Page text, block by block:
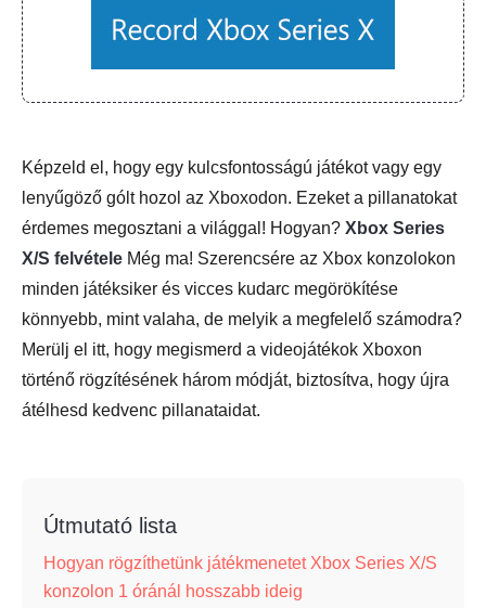
Képzeld el, hogy egy kulcsfontosságú játékot vagy egy
lenyűgöző gólt hozol az Xboxodon. Ezeket a pillanatokat
érdemes megosztani a világgal! Hogyan? Xbox Series
X/S felvétele Még ma! Szerencsére az Xbox konzolokon
minden játéksiker és vicces kudarc megörökítése
könnyebb, mint valaha, de melyik a megfelelő számodra?
Merülj el itt, hogy megismerd a videojátékok Xboxon
történő rögzítésének három módját, biztosítva, hogy újra
átélhesd kedvenc pillanataidat.
Útmutató lista
Hogyan rögzíthetünk játékmenetet Xbox Series X/S
konzolon 1 óránál hosszabb ideig